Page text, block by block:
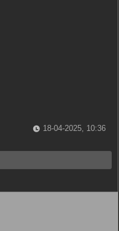
18-04-2025, 10:36